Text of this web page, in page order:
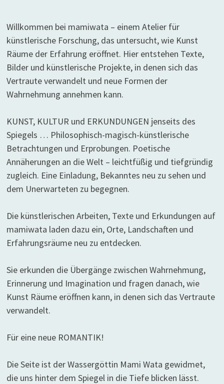
Willkommen bei mamiwata – einem Atelier für
künstlerische Forschung, das untersucht, wie Kunst
Räume der Erfahrung eröffnet. Hier entstehen Texte,
Bilder und künstlerische Projekte, in denen sich das
Vertraute verwandelt und neue Formen der
Wahrnehmung annehmen kann.
KUNST, KULTUR und ERKUNDUNGEN jenseits des
Spiegels … Philosophisch-magisch-künstlerische
Betrachtungen und Erprobungen. Poetische
Annäherungen an die Welt – leichtfüßig und tiefgründig
zugleich. Eine Einladung, Bekanntes neu zu sehen und
dem Unerwarteten zu begegnen.
Die künstlerischen Arbeiten, Texte und Erkundungen auf
mamiwata laden dazu ein, Orte, Landschaften und
Erfahrungsräume neu zu entdecken.
Sie erkunden die Übergänge zwischen Wahrnehmung,
Erinnerung und Imagination und fragen danach, wie
Kunst Räume eröffnen kann, in denen sich das Vertraute
verwandelt.
Für eine neue ROMANTIK!
Die Seite ist der Wassergöttin Mami Wata gewidmet,
die uns hinter dem Spiegel in die Tiefe blicken lässt.